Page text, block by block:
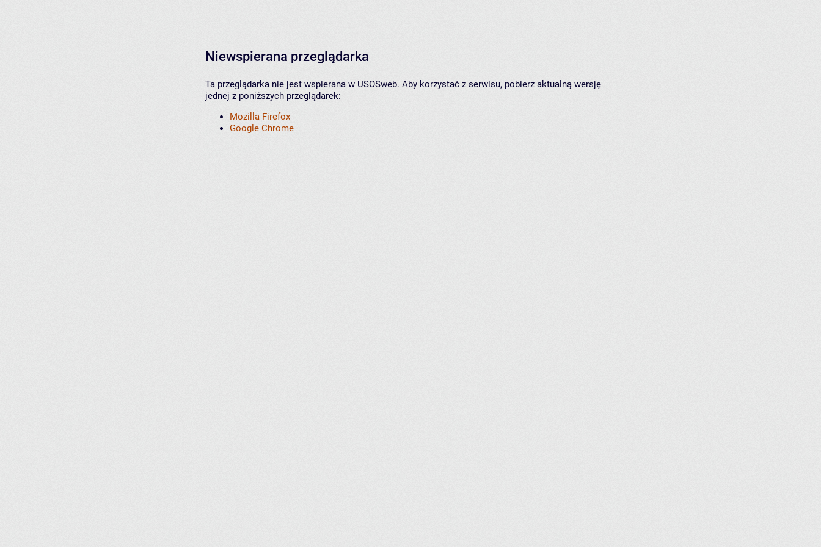
Niewspierana przeglądarka
Ta przeglądarka nie jest wspierana w USOSweb. Aby korzystać z serwisu, pobierz aktualną wersję
jednej z poniższych przeglądarek:
Mozilla Firefox
Google Chrome